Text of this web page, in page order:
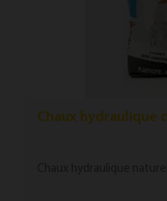
Chaux hydraulique